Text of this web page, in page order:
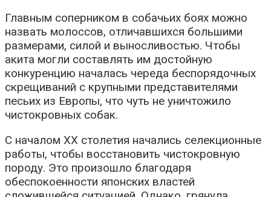
Главным соперником в собачьих боях можно
назвать молоссов, отличавшихся большими
размерами, силой и выносливостью. Чтобы
акита могли составлять им достойную
конкуренцию началась череда беспорядочных
скрещиваний с крупными представителями
песьих из Европы, что чуть не уничтожило
чистокровных собак.
С началом ХХ столетия начались селекционные
работы, чтобы восстановить чистокровную
породу. Это произошло благодаря
обеспокоенности японских властей